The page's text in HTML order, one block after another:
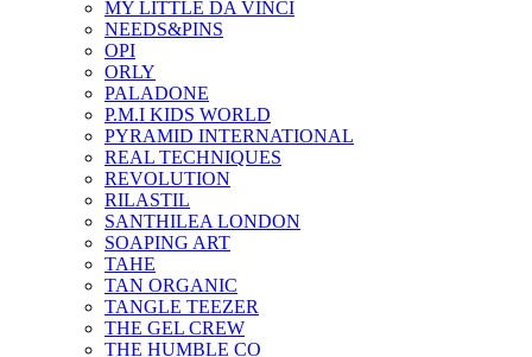
MY LITTLE DA VINCI
NEEDS&PINS
OPI
ORLY
PALADONE
P.M.I KIDS WORLD
PYRAMID INTERNATIONAL
REAL TECHNIQUES
REVOLUTION
RILASTIL
SANTHILEA LONDON
SOAPING ART
TAHE
TAN ORGANIC
TANGLE TEEZER
THE GEL CREW
THE HUMBLE CO